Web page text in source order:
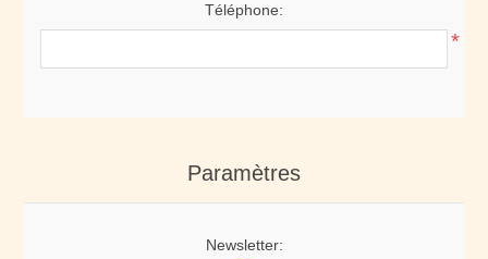
Téléphone:
*
Paramètres
Newsletter: